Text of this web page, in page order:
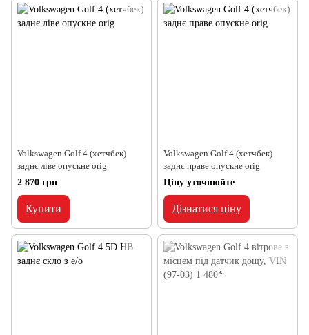
Volkswagen Golf 4 (хетчбек)
заднє ліве опускне orig
2 870 грн
Купити
Volkswagen Golf 4 (хетчбек)
заднє праве опускне orig
Ціну уточнюйте
Дізнатися ціну